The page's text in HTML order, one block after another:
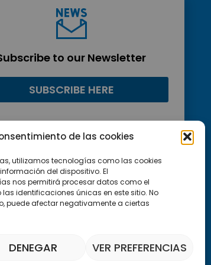
de las cookies
utilizamos tecnologías como las cookies
del dispositivo. El
nos permitirá procesar datos como el
identificaciones únicas en este sitio. No
puede afectar negativamente a ciertas
DENEGAR VER PREFERENCIAS
to our Newsletter
SUBSCRIBE HERE